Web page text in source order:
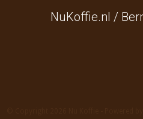
NuKoffie.nl /